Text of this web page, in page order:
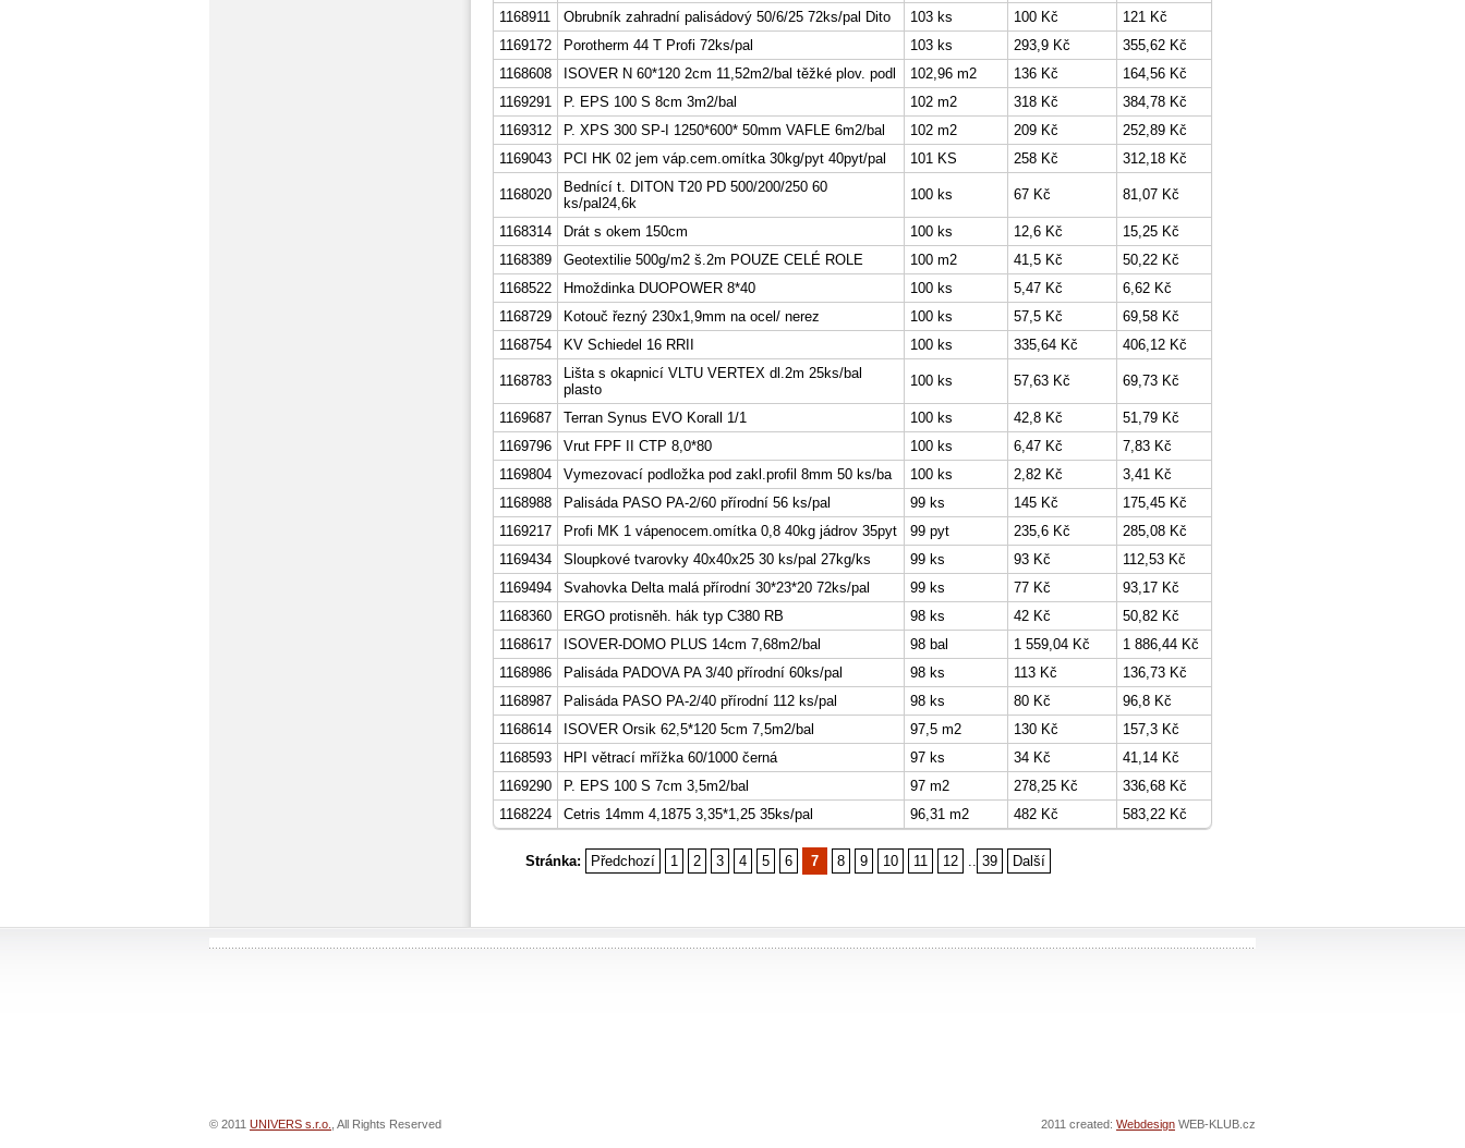
1168911
Obrubník zahradní palisádový 50/6/25 72ks/pal Dito 103 ks 100 Kč
121 Kč
1169172
Porotherm 44 T Profi 72ks/pal 103 ks 293,9 Kč
355,62 Kč
1168608
ISOVER N 60*120 2cm 11,52m2/bal těžké plov. podl 102,96 m2 136 Kč
164,56 Kč
1169291
P. EPS 100 S 8cm 3m2/bal 102 m2 318 Kč
384,78 Kč
1169312
P. XPS 300 SP-I 1250*600* 50mm VAFLE 6m2/bal 102 m2 209 Kč
252,89 Kč
1169043
PCI HK 02 jem váp.cem.omítka 30kg/pyt 40pyt/pal 101 KS 258 Kč 312,18 Kč
1168020
Bednící t. DITON T20 PD 500/200/250 60
ks/pal24,6k
100 ks 67 Kč 81,07 Kč
1168314 Drát s okem 150cm 100 ks 12,6 Kč
15,25 Kč
1168389
Geotextilie 500g/m2 š.2m POUZE CELÉ ROLE 100 m2 41,5 Kč
50,22 Kč
1168522
Hmoždinka DUOPOWER 8*40 100 ks 5,47 Kč
6,62 Kč
1168729
Kotouč řezný 230x1,9mm na ocel/ nerez 100 ks 57,5 Kč
69,58 Kč
1168754
KV Schiedel 16 RRII 100 ks 335,64 Kč 406,12 Kč
1168783
Lišta s okapnicí VLTU VERTEX dl.2m 25ks/bal
plasto
100 ks 57,63 Kč 69,73 Kč
1169687 Terran Synus EVO Korall 1/1 100 ks 42,8 Kč
51,79 Kč
1169796
Vrut FPF II CTP 8,0*80 100 ks 6,47 Kč
7,83 Kč
1169804
Vymezovací podložka pod zakl.profil 8mm 50 ks/ba 100 ks 2,82 Kč
3,41 Kč
1168988
Palisáda PASO PA-2/60 přírodní 56 ks/pal 99 ks 145 Kč
175,45 Kč
1169217
Profi MK 1 vápenocem.omítka 0,8 40kg jádrov 35pyt 99 pyt 235,6 Kč
285,08 Kč
1169434
Sloupkové tvarovky 40x40x25 30 ks/pal 27kg/ks 99 ks 93 Kč
112,53 Kč
1169494
Svahovka Delta malá přírodní 30*23*20 72ks/pal 99 ks 77 Kč
93,17 Kč
1168360
ERGO protisněh. hák typ C380 RB 98 ks 42 Kč
50,82 Kč
1168617
ISOVER-DOMO PLUS 14cm 7,68m2/bal 98 bal 1 559,04 Kč
1 886,44 Kč
1168986
Palisáda PADOVA PA 3/40 přírodní 60ks/pal 98 ks 113 Kč
136,73 Kč
1168987
Palisáda PASO PA-2/40 přírodní 112 ks/pal 98 ks 80 Kč
96,8 Kč
1168614
ISOVER Orsik 62,5*120 5cm 7,5m2/bal 97,5 m2 130 Kč
157,3 Kč
1168593
HPI větrací mřížka 60/1000 černá 97 ks 34 Kč
41,14 Kč
1169290
P. EPS 100 S 7cm 3,5m2/bal 97 m2 278,25 Kč
336,68 Kč
1168224
Cetris 14mm 4,1875 3,35*1,25 35ks/pal 96,31 m2 482 Kč 583,22 Kč
Stránka: Předchozí 1 2 3 4 5 6 7 8 9 10 11 12 .. 39 Další
© 2011 UNIVERS s.r.o. , All Rights Reserved 2011 created: Webdesign WEB-KLUB.cz